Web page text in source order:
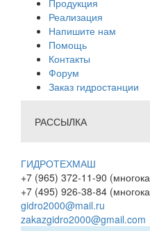
Продукция
Реализация
Напишите нам
Помощь
Контакты
Форум
Заказ гидростанции
РАССЫЛКА
ГИДРОТЕХМАШ
+7 (965) 372-11-90
+7 (495) 926-38-84
gidro2000@mail.ru
zakazgidro2000@gmail.com